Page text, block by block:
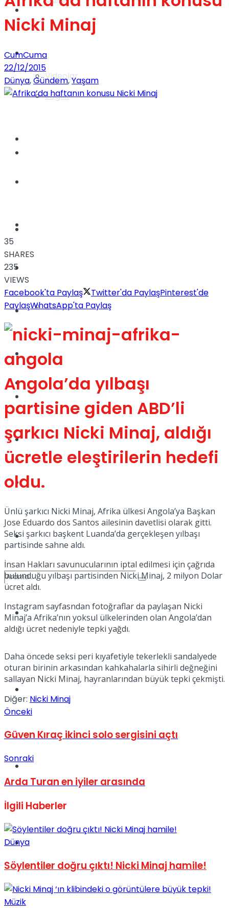
Videolar
Sağlık
TV
Kadınca
Dünya
Türkiye
Sinema
Tatil
Gündem
Yaşam
Sağlık
Müzik
Sinema
Tatil
Spor
Podcast
No Result
View All Result
Nicki Minaj
CumCuma
22/12/2015
Dünya,Gündem,Yaşam
35
SHARES
235
VIEWS
Facebook'ta Paylaş
Twitter'da PaylaşPinterest'de
PaylaşWhatsApp'ta Paylaş
Angola’da yılbaşı
partisine giden ABD’li
şarkıcı Nicki Minaj, aldığı
ücretle eleştirilerin hedefi
oldu.
Ünlü şarkıcı Nicki Minaj, Afrika ülkesi Angola’ya Başkan
Jose Eduardo dos Santos ailesinin davetlisi olarak gitti.
Seksi şarkıcı başkent Luanda’da gerçekleşen yılbaşı
partisinde sahne aldı.
İnsan Hakları savunucularının iptal edilmesi için çağrıda
bulunduğu yılbaşı partisinden Nicki Minaj, 2 milyon Dolar
ücret aldı.
Instagram sayfasndan fotoğraflar da paylaşan Nicki
Minaj’a Afrika’nın yoksul ülkelerinden olan Angola’dan
aldığı ücret nedeniyle tepki yağdı.
Daha öncede seksi peri kıyafetiyle tekerlekli sandalyede
oturan birinin arkasından kahkahalarla sihirli değneğini
sallayan Nicki Minaj, hayranlarından büyük tepki çekmişti.
Diğer: Nicki Minaj
Önceki
Güven Kıraç ikinci solo sergisini açtı
Sonraki
Arda Turan en iyiler arasında
İlgili Haberler
Dünya
Söylentiler doğru çıktı! Nicki Minaj hamile!
Müzik